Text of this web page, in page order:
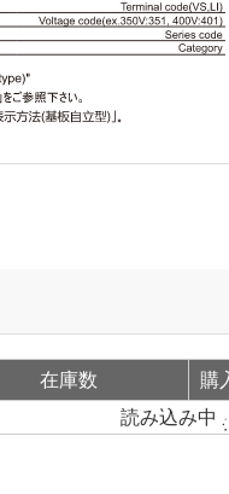
在庫数
購
読み込み中